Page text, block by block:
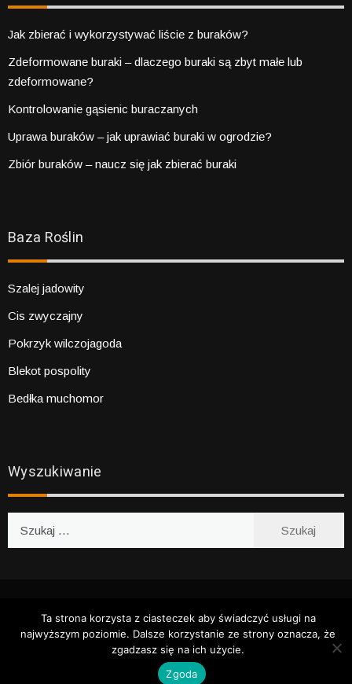
Jak zbierać i wykorzystywać liście z buraków?
Zdeformowane buraki – dlaczego buraki są zbyt małe lub
zdeformowane?
Kontrolowanie gąsienic buraczanych
Uprawa buraków – jak uprawiać buraki w ogrodzie?
Zbiór buraków – naucz się jak zbierać buraki
Baza Roślin
Szalej jadowity
Cis zwyczajny
Pokrzyk wilczojagoda
Blekot pospolity
Bedłka muchomor
Wyszukiwanie
Ta strona korzysta z ciasteczek aby świadczyć usługi na
najwyższym poziomie. Dalsze korzystanie ze strony oznacza, że
zgadzasz się na ich użycie.
Zgoda